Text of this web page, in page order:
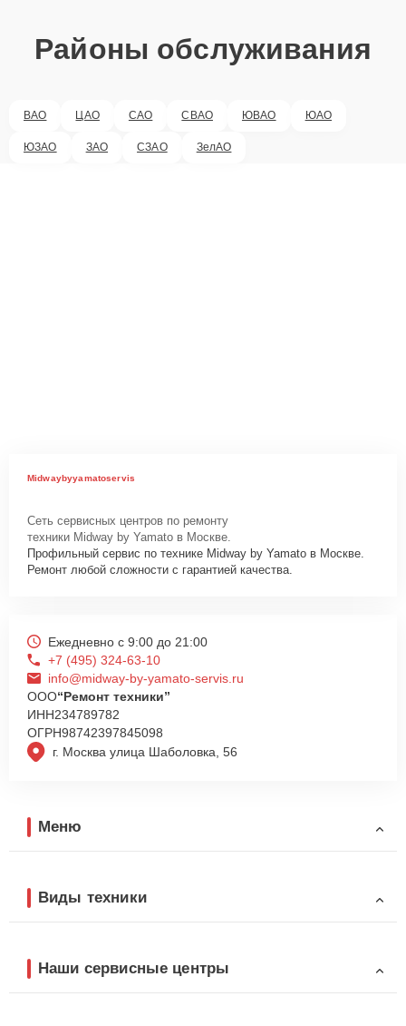
Районы обслуживания
ВАО ЦАО САО СВАО ЮВАО ЮАО
ЮЗАО ЗАО СЗАО ЗелАО
Midwaybyyamatoservis
Сеть сервисных центров по ремонту
техники Midway by Yamato в Москве.
Профильный сервис по технике Midway by Yamato в Москве.
Ремонт любой сложности с гарантией качества.
г. Москва улица Шаболовка, 56
Ежедневно с 9:00 до 21:00
+7 (495) 324-63-10
info@midway-by-yamato-servis.ru
ООО“Ремонт техники”
ИНН234789782
ОГРН98742397845098
Меню
Виды техники
Наши сервисные центры